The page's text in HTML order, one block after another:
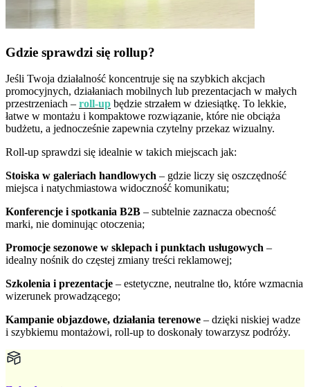
Gdzie sprawdzi się rollup?
Jeśli Twoja działalność koncentruje się na szybkich akcjach
promocyjnych, działaniach mobilnych lub prezentacjach w małych
przestrzeniach – roll-up będzie strzałem w dziesiątkę. To lekkie,
łatwe w montażu i kompaktowe rozwiązanie, które nie obciąża
budżetu, a jednocześnie zapewnia czytelny przekaz wizualny.
Roll-up sprawdzi się idealnie w takich miejscach jak:
Stoiska w galeriach handlowych – gdzie liczy się oszczędność
miejsca i natychmiastowa widoczność komunikatu;
Konferencje i spotkania B2B – subtelnie zaznacza obecność
marki, nie dominując otoczenia;
Promocje sezonowe w sklepach i punktach usługowych –
idealny nośnik do częstej zmiany treści reklamowej;
Szkolenia i prezentacje – estetyczne, neutralne tło, które wzmacnia
wizerunek prowadzącego;
Kampanie objazdowe, działania terenowe – dzięki niskiej wadze
i szybkiemu montażowi, roll-up to doskonały towarzysz podróży.